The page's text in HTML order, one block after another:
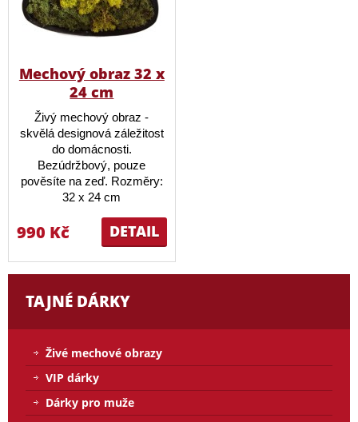
Mechový obraz 32 x
24 cm
Živý mechový obraz -
skvělá designová záležitost
do domácnosti.
Bezúdržbový, pouze
pověsíte na zeď. Rozměry:
32 x 24 cm
DETAIL
990 Kč
TAJNÉ DÁRKY
Živé mechové obrazy
VIP dárky
Dárky pro muže